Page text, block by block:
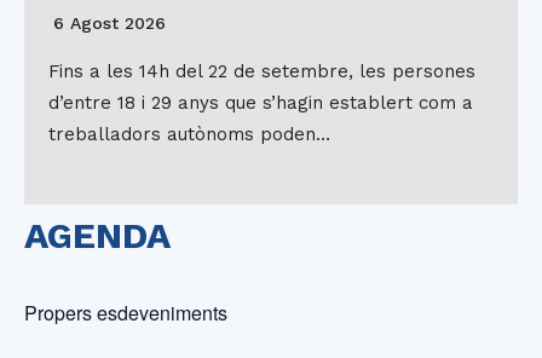
6 Agost 2026
Fins a les 14h del 22 de setembre, les persones
d’entre 18 i 29 anys que s’hagin establert com a
treballadors autònoms poden…
AGENDA
Propers esdeveniments